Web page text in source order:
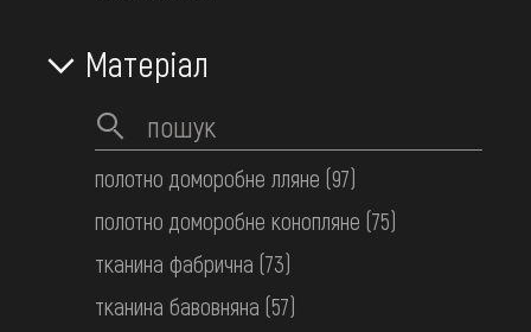
Поділля
поч. 20 ст.
Матеріал
полотно доморобне лляне (97)
полотно доморобне конопляне (75)
тканина фабрична (73)
тканина бавовняна (57)